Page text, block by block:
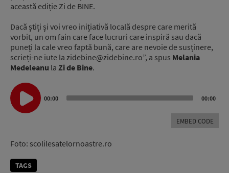
această ediție Zi de BINE.
Dacă știți și voi vreo inițiativă locală despre care merită
vorbit, un om fain care face lucruri care inspiră sau dacă
puneți la cale vreo faptă bună, care are nevoie de susținere,
scrieți-ne iute la zidebine@zidebine.ro”, a spus Melania
Medeleanu la Zi de Bine.
Audio
Player
00:00 00:00
EMBED CODE
Foto: scolilesatelornoastre.ro
TAGS